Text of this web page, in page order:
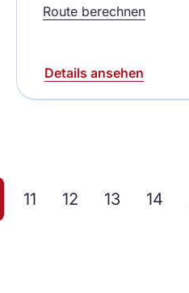
Route berechnen
Details ansehen
11 12 13 14